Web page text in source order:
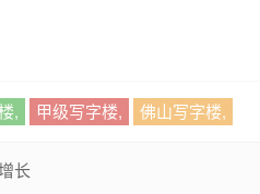
, 甲级写字楼, 佛山写字楼,
长